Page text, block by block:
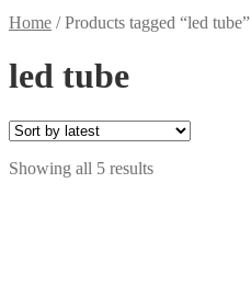
Home /Products tagged “led tube”
led tube
Showing all 5 resultsSorted